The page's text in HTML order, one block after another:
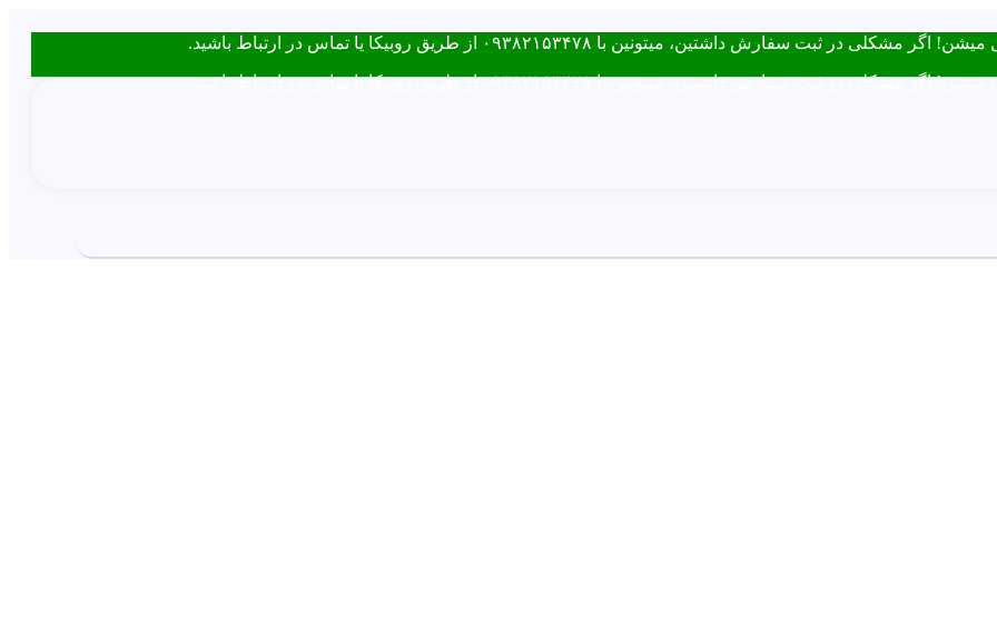
داشتین، میتونین با ۰۹۳۸۲۱۵۳۴۷۸ از طریق روبیکا یا تماس در ارتباط باشید.
داشتین، میتونین با ۰۹۳۸۲۱۵۳۴۷۸ از طریق روبیکا یا تماس در ارتباط باشید.